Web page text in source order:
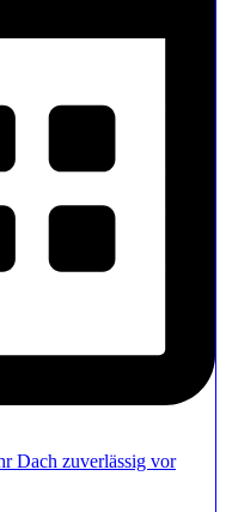
Dach zuverlässig vor